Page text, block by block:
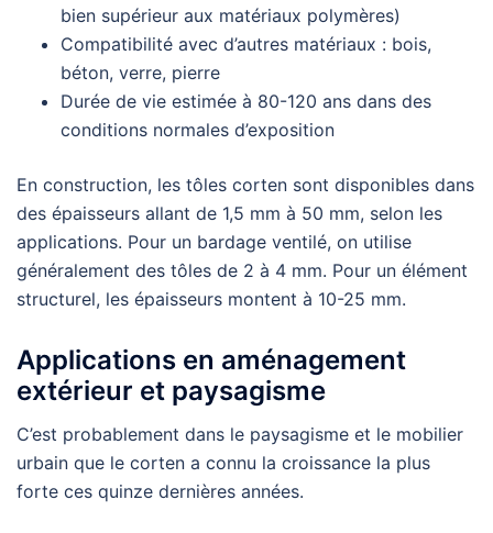
bien supérieur aux matériaux polymères)
Compatibilité avec d’autres matériaux : bois,
béton, verre, pierre
Durée de vie estimée à 80-120 ans dans des
conditions normales d’exposition
En construction, les tôles corten sont disponibles dans
des épaisseurs allant de 1,5 mm à 50 mm, selon les
applications. Pour un bardage ventilé, on utilise
généralement des tôles de 2 à 4 mm. Pour un élément
structurel, les épaisseurs montent à 10-25 mm.
Applications en aménagement
extérieur et paysagisme
C’est probablement dans le paysagisme et le mobilier
urbain que le corten a connu la croissance la plus
forte ces quinze dernières années.